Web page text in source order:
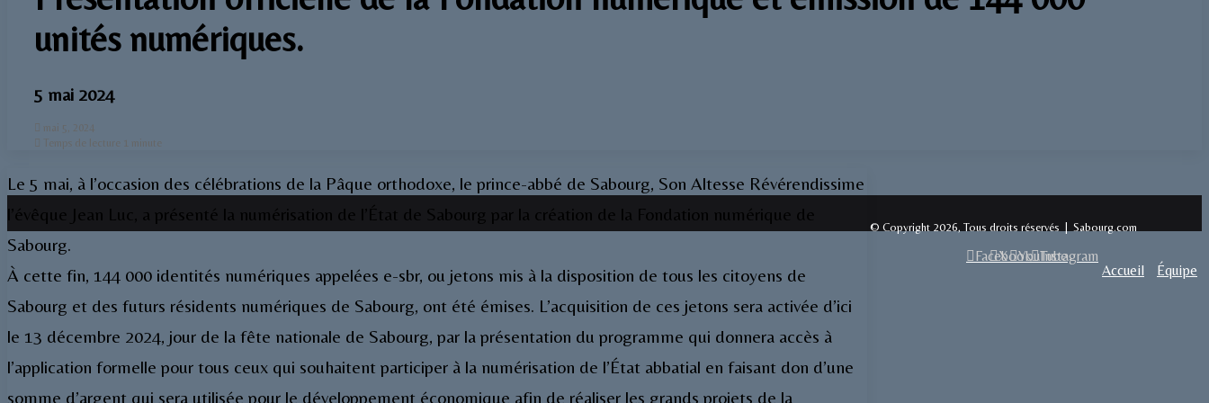
unités numériques.
5 mai 2024
mai 5, 2024
Temps de lecture 1 minute
Le 5 mai, à l’occasion des célébrations de la Pâque orthodoxe, le prince-abbé de Sabourg, Son Altesse Révérendissime
l’évêque Jean Luc, a présenté la numérisation de l’État de Sabourg par la création de la Fondation numérique de
Sabourg.
À cette fin, 144 000 identités numériques appelées e-sbr, ou jetons mis à la disposition de tous les citoyens de
Sabourg et des futurs résidents numériques de Sabourg, ont été émises. L’acquisition de ces jetons sera activée d’ici
le 13 décembre 2024, jour de la fête nationale de Sabourg, par la présentation du programme qui donnera accès à
l’application formelle pour tous ceux qui souhaitent participer à la numérisation de l’État abbatial en faisant don d’une
somme d’argent qui sera utilisée pour le développement économique afin de réaliser les grands projets de la
© Copyright 2026, Tous droits réservés | Sabourg.com
Accueil Équipe
Facebook
X YouTube
Instagram